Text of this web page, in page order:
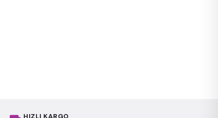
HIZLI KARGO